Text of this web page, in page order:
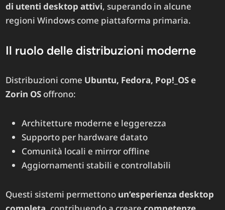
di utenti desktop attivi, superando in alcune
regioni Windows come piattaforma primaria.
Il ruolo delle distribuzioni moderne
Distribuzioni come Ubuntu, Fedora, Pop!_OS e
Zorin OS offrono:
Architetture moderne e leggerezza
Supporto per hardware datato
Comunità locali e mirror offline
Aggiornamenti stabili e controllabili
Questi sistemi permettono un’esperienza desktop